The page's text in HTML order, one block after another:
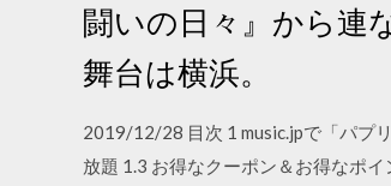
闘いの日々』から連
舞台は横浜。
2019/12/28 目次 1 music.jpで「パプ
放題 1.3 お得なクーポン＆お得なポ